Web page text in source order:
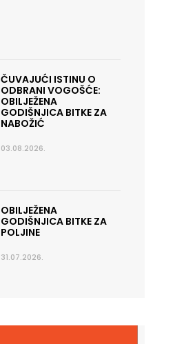
ČUVAJUĆI ISTINU O
ODBRANI VOGOŠĆE:
OBILJEŽENA
GODIŠNJICA BITKE ZA
NABOŽIĆ
03.08.2026.
OBILJEŽENA
GODIŠNJICA BITKE ZA
POLJINE
31.07.2026.